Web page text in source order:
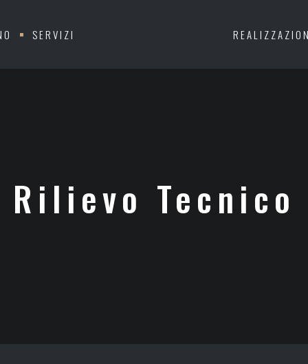
SERVIZI
Rilievo Tecnico